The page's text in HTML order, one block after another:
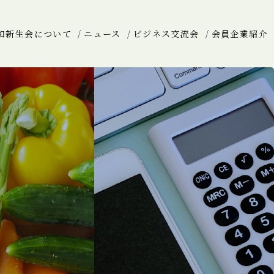
新生会について ニュース ビジネス交流会 会員企業紹介